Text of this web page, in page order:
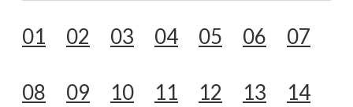
01 02 03 04 05 06
07
08
09 10 11 12 13
14